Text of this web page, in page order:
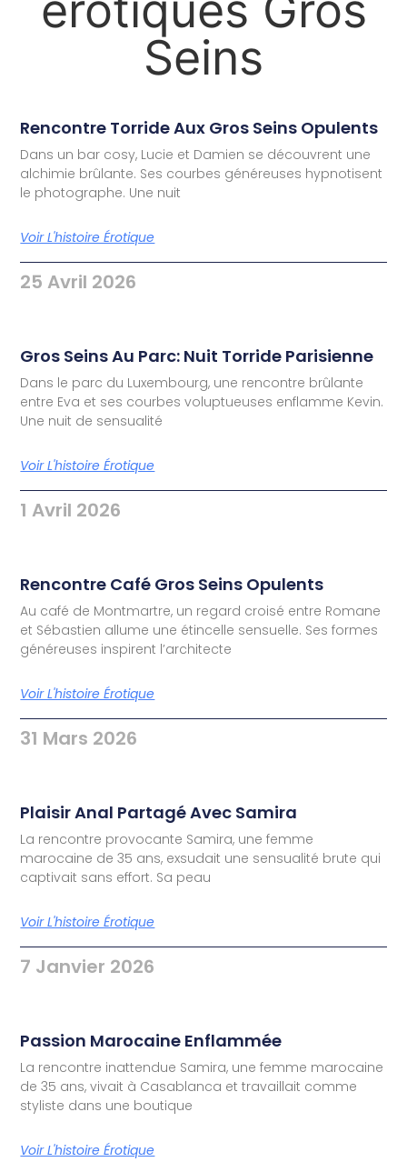
Seins
Rencontre Torride Aux Gros Seins Opulents
Dans un bar cosy, Lucie et Damien se découvrent une
alchimie brûlante. Ses courbes généreuses hypnotisent
le photographe. Une nuit
Voir L'histoire Érotique
25 Avril 2026
Gros Seins Au Parc: Nuit Torride Parisienne
Dans le parc du Luxembourg, une rencontre brûlante
entre Eva et ses courbes voluptueuses enflamme Kevin.
Une nuit de sensualité
Voir L'histoire Érotique
1 Avril 2026
Rencontre Café Gros Seins Opulents
Au café de Montmartre, un regard croisé entre Romane
et Sébastien allume une étincelle sensuelle. Ses formes
généreuses inspirent l’architecte
Voir L'histoire Érotique
31 Mars 2026
Plaisir Anal Partagé Avec Samira
La rencontre provocante Samira, une femme
marocaine de 35 ans, exsudait une sensualité brute qui
captivait sans effort. Sa peau
Voir L'histoire Érotique
7 Janvier 2026
Passion Marocaine Enflammée
La rencontre inattendue Samira, une femme marocaine
de 35 ans, vivait à Casablanca et travaillait comme
styliste dans une boutique
Voir L'histoire Érotique